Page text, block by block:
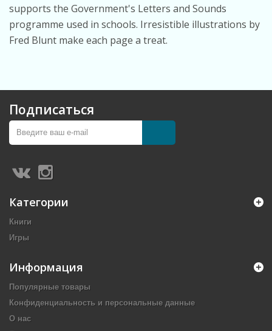
supports the Government's Letters and Sounds
programme used in schools. Irresistible illustrations by
Fred Blunt make each page a treat.
Подписаться
Категории
Книги
Игры
Информация
Популярные товары
Конфиденциальность и персональные данные
О нас